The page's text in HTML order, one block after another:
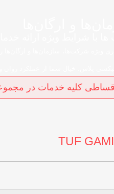
کلیه خدمات در